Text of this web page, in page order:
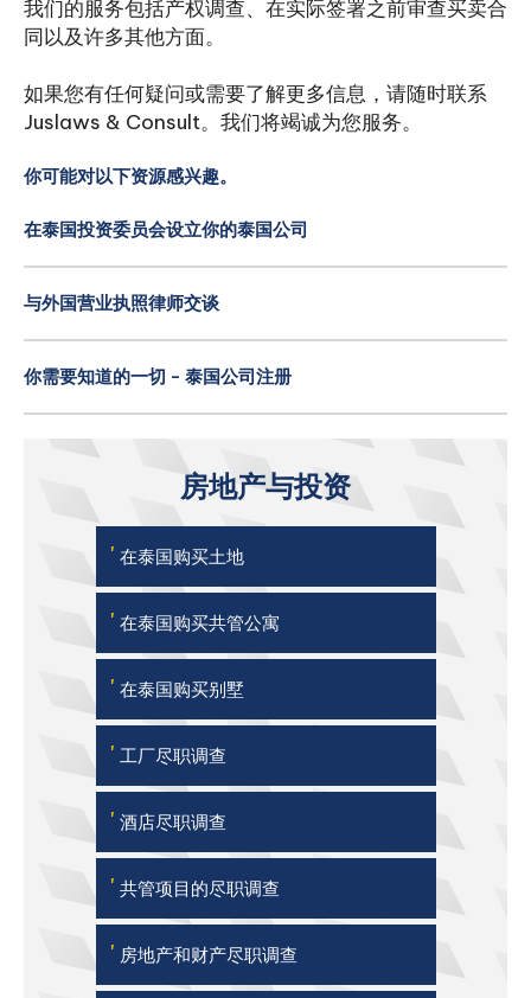
我们的服务包括产权调查、在实际签署之前审查买卖合
同以及许多其他方面。
如果您有任何疑问或需要了解更多信息，请随时联系
Juslaws & Consult。我们将竭诚为您服务。
你可能对以下资源感兴趣。
在泰国投资委员会设立你的泰国公司
与外国营业执照律师交谈
你需要知道的一切 - 泰国公司注册
房地产与投资
' 在泰国购买土地
' 在泰国购买共管公寓
' 在泰国购买别墅
' 工厂尽职调查
' 酒店尽职调查
' 共管项目的尽职调查
' 房地产和财产尽职调查